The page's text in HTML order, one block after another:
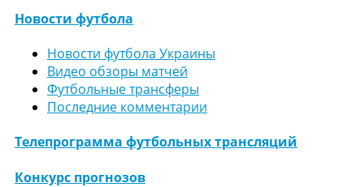
Новости футбола
Новости футбола Украины
Видео обзоры матчей
Футбольные трансферы
Последние комментарии
Телепрограмма футбольных трансляций
Конкурс прогнозов